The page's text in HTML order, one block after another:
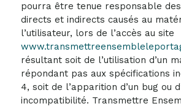
pourra être tenue responsable
directs et indirects causés au
l’utilisateur, lors de l’accès au site
résultant soit de l’utilisation d’un
répondant pas aux spécifications
4, soit de l’apparition d’un bug ou
incompatibilité. Transmettre